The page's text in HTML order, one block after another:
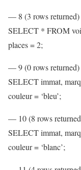
— 8 (3 rows returned)
SELECT * FROM
places = 2;
— 9 (0 rows returned)
SELECT immat,
couleur = ‘bleu’;
— 10 (8 rows
SELECT immat,
couleur = ‘blanc’;